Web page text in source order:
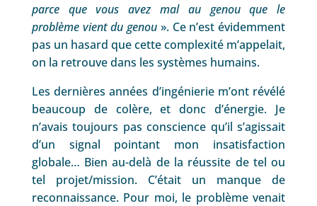
parce que vous avez mal au genou que le
problème vient du genou ». Ce n’est évidemment
pas un hasard que cette complexité m’appelait,
on la retrouve dans les systèmes humains.
Les dernières années d’ingénierie m’ont révélé
beaucoup de colère, et donc d’énergie. Je
n’avais toujours pas conscience qu’il s’agissait
d’un signal pointant mon insatisfaction
globale… Bien au-delà de la réussite de tel ou
tel projet/mission. C’était un manque de
reconnaissance. Pour moi, le problème venait